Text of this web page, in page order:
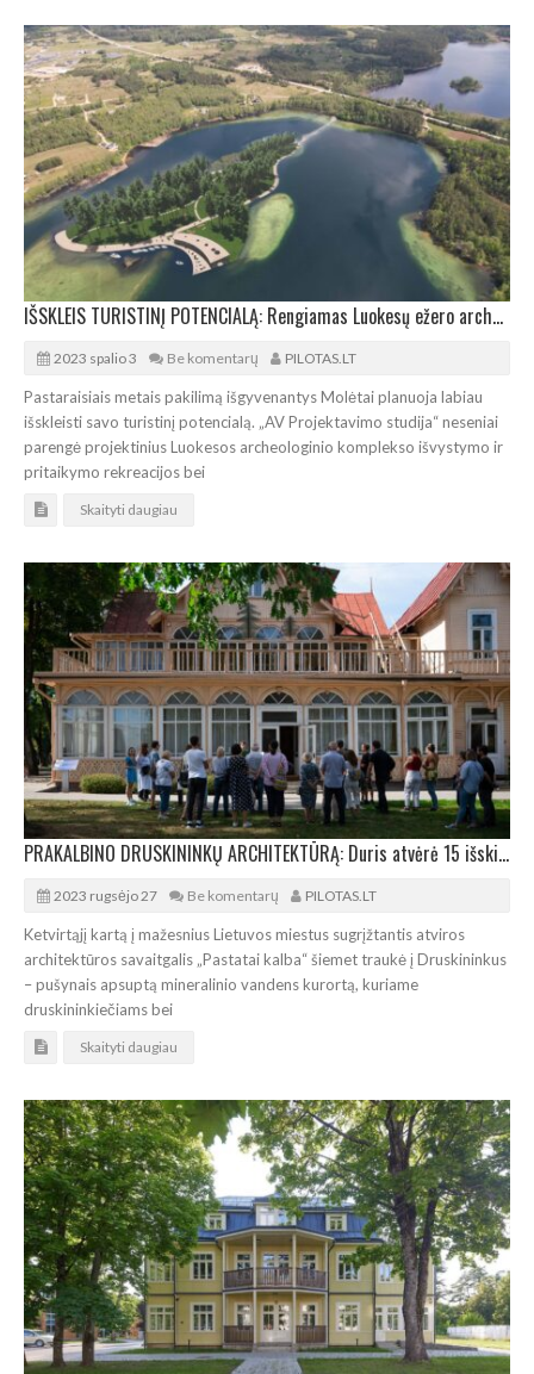
IŠSKLEIS TURISTINĮ POTENCIALĄ: Rengiamas Luokesų ežero archeologijos įveiklinimo projektas
2023 spalio 3 Be komentarų PILOTAS.LT
Pastaraisiais metais pakilimą išgyvenantys Molėtai planuoja labiau
išskleisti savo turistinį potencialą. „AV Projektavimo studija“ neseniai
parengė projektinius Luokesos archeologinio komplekso išvystymo ir
pritaikymo rekreacijos bei
Skaityti daugiau
PRAKALBINO DRUSKININKŲ ARCHITEKTŪRĄ: Duris atvėrė 15 išskirtinių kurorto pastatų
2023 rugsėjo 27 Be komentarų PILOTAS.LT
Ketvirtąjį kartą į mažesnius Lietuvos miestus sugrįžtantis atviros
architektūros savaitgalis „Pastatai kalba“ šiemet traukė į Druskininkus
– pušynais apsuptą mineralinio vandens kurortą, kuriame
druskininkiečiams bei
Skaityti daugiau